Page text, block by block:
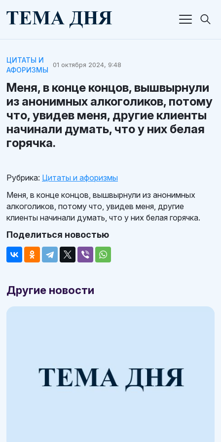
ЦИТАТЫ И
АФОРИЗМЫ
01 октября 2024, 9:48
Меня, в конце концов, вышвырнули
из анонимных алкоголиков, потому
что, увидев меня, другие клиенты
начинали думать, что у них белая
горячка.
Рубрика: Цитаты и афоризмы
Меня, в конце концов, вышвырнули из анонимных
алкоголиков, потому что, увидев меня, другие
клиенты начинали думать, что у них белая горячка.
Поделиться новостью
Другие новости